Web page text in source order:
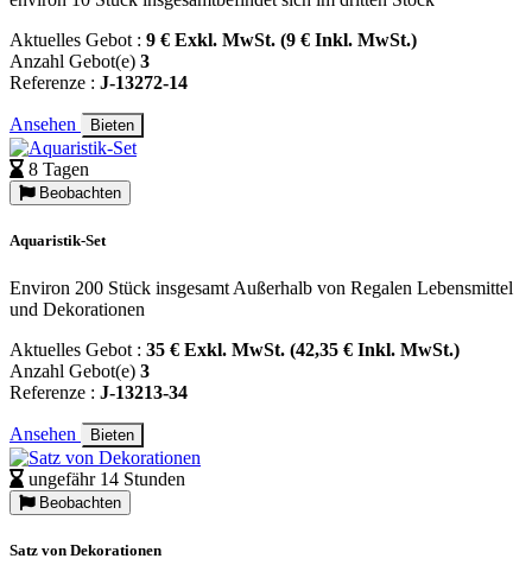
Aktuelles Gebot : 9 € Exkl. MwSt. (9 € Inkl. MwSt.)
Anzahl Gebot(e) 3
Referenze : J-13272-14
Ansehen Bieten
8 Tagen
Beobachten
Aquaristik-Set
Environ 200 Stück insgesamt Außerhalb von Regalen Lebensmittel
und Dekorationen
Aktuelles Gebot : 35 € Exkl. MwSt. (42,35 € Inkl. MwSt.)
Anzahl Gebot(e) 3
Referenze : J-13213-34
Ansehen Bieten
ungefähr 14 Stunden
Beobachten
Satz von Dekorationen